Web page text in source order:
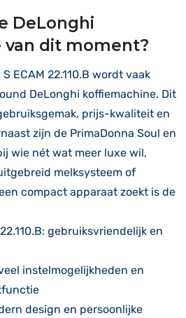
DeLonghi
van dit moment?
ECAM 22.110.B wordt vaak
DeLonghi koffiemachine. Dit
prijs-kwaliteit en
zijn de PrimaDonna Soul en
wie nét wat meer luxe wil,
melksysteem of
compact apparaat zoekt is de
gebruiksvriendelijk en
instelmogelijkheden en
design en persoonlijke